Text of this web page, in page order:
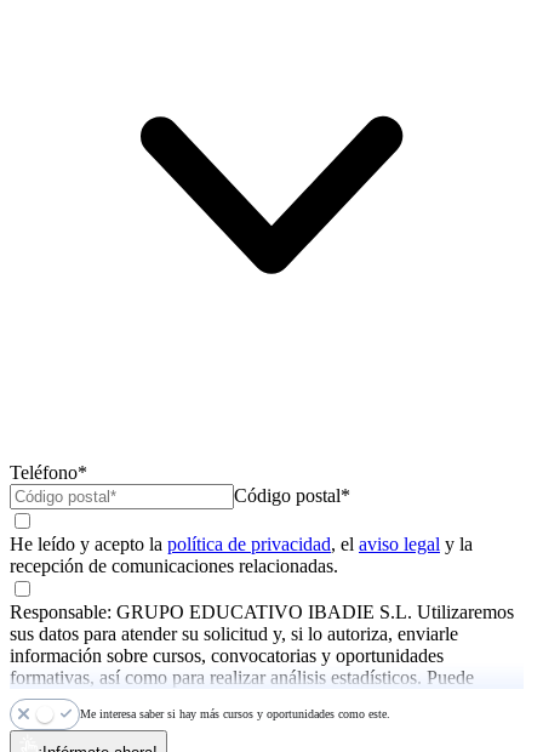
Teléfono*
Código postal*
He leído y acepto la política de privacidad, el aviso legal y la
recepción de comunicaciones relacionadas.
Responsable: GRUPO EDUCATIVO IBADIE S.L. Utilizaremos
sus datos para atender su solicitud y, si lo autoriza, enviarle
información sobre cursos, convocatorias y oportunidades
formativas, así como para realizar análisis estadísticos. Puede
ejercer sus derechos y consultar más información en la
privacidad.
Me interesa saber si hay más cursos y oportunidades como este.